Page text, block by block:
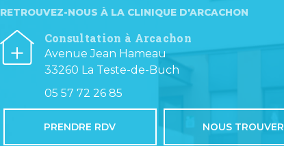
RETROUVEZ-NOUS À LA CLINIQUE D'ARCACHON
Consultation à Arcachon
Avenue Jean Hameau
33260 La Teste-de-Buch
05 57 72 26 85
PRENDRE RDV NOUS TROUVER